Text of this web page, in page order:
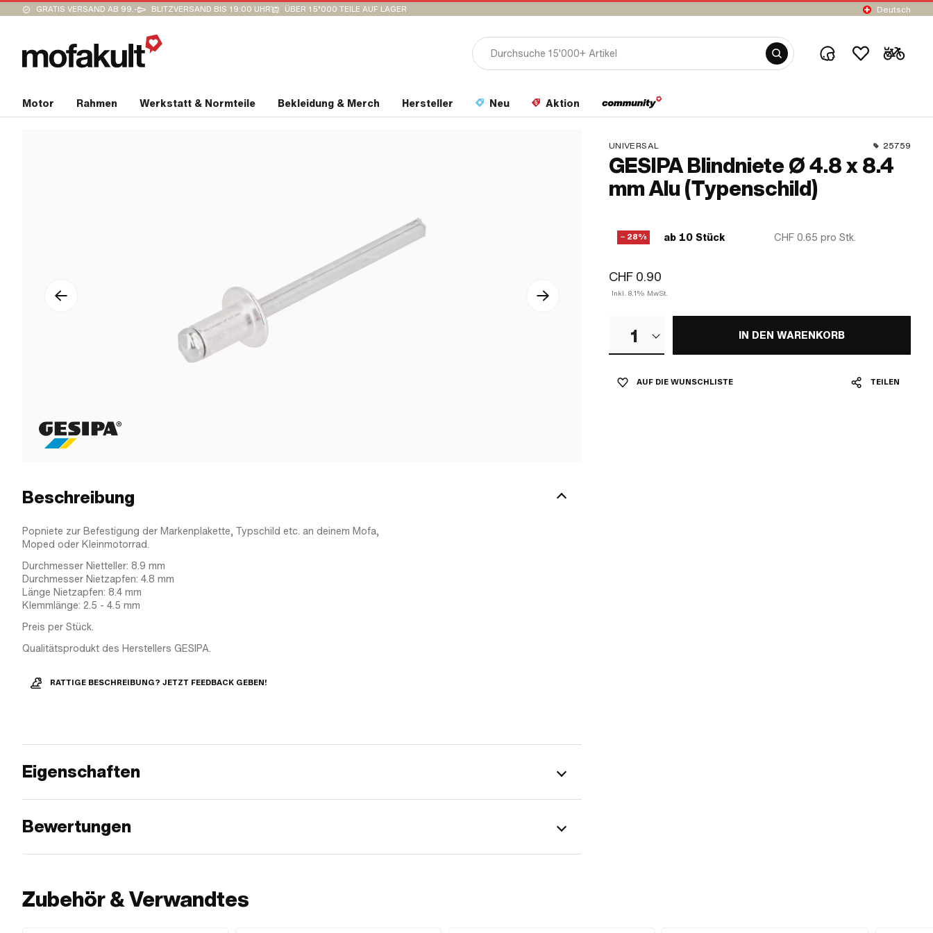
GRATIS VERSAND AB 99.- BLITZVERSAND BIS 19:00 UHR ÜBER 15’000 TEILE AUF LAGER Deutsch
Motor Rahmen Werkstatt & Normteile Bekleidung & Merch Hersteller Neu Aktion
UNIVERSAL 25759
GESIPA Blindniete Ø 4.8 x 8.4
mm Alu (Typenschild)
− 28% ab 10 Stück CHF 0.65 pro Stk.
CHF 0.90
Inkl. 8.1% MwSt.
1 IN DEN WARENKORB
AUF DIE WUNSCHLISTE TEILEN
Beschreibung
Popniete zur Befestigung der Markenplakette, Typschild etc. an deinem Mofa,
Moped oder Kleinmotorrad.
Durchmesser Nietteller: 8.9 mm
Durchmesser Nietzapfen: 4.8 mm
Länge Nietzapfen: 8.4 mm
Klemmlänge: 2.5 - 4.5 mm
Preis per Stück.
Qualitätsprodukt des Herstellers GESIPA.
RATTIGE BESCHREIBUNG? JETZT FEEDBACK GEBEN!
Eigenschaften
Bewertungen
Zubehör & Verwandtes